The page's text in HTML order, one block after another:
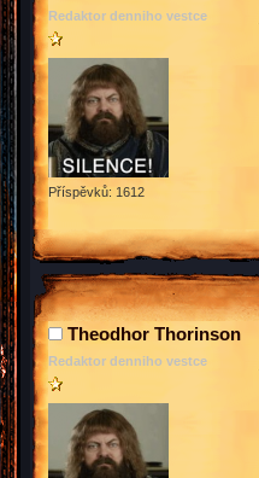
Redaktor denniho vestce
Příspěvků: 1612
Theodhor Thorinson
Redaktor denniho vestce